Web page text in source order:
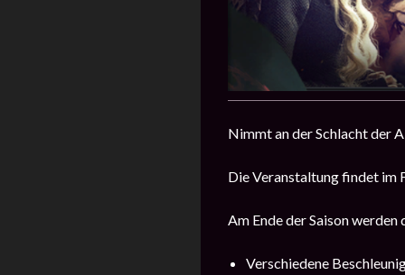
Nimmt an der Schlacht der
Die Veranstaltung findet im
Am Ende der Saison
Verschiedene